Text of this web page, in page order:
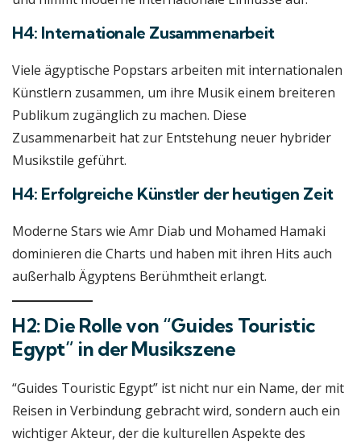
H4: Internationale Zusammenarbeit
Viele ägyptische Popstars arbeiten mit internationalen
Künstlern zusammen, um ihre Musik einem breiteren
Publikum zugänglich zu machen. Diese
Zusammenarbeit hat zur Entstehung neuer hybrider
Musikstile geführt.
H4: Erfolgreiche Künstler der heutigen Zeit
Moderne Stars wie Amr Diab und Mohamed Hamaki
dominieren die Charts und haben mit ihren Hits auch
außerhalb Ägyptens Berühmtheit erlangt.
H2: Die Rolle von “Guides Touristic
Egypt” in der Musikszene
“Guides Touristic Egypt” ist nicht nur ein Name, der mit
Reisen in Verbindung gebracht wird, sondern auch ein
wichtiger Akteur, der die kulturellen Aspekte des